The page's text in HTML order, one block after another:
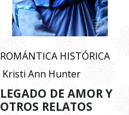
ROMÁNTICA HISTÓRICA
Kristi Ann Hunter
LEGADO DE AMOR Y
OTROS RELATOS